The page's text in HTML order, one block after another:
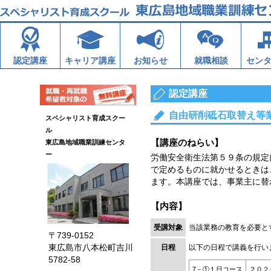
認定講座 キャリア講座 お知らせ 就職相談 セン
認定講座
自由研削砥石取替え等
【講座のねらい】
労働安全衛生法第５９条の規
で定めるものに就かせるとき
ます。本講座では、事業主に
【内容】
受講対象 当該業務の教育を必要と
日程 以下の日程で講義を行
7－①１日コース ２０
スペシャリスト育成スクー
ル
東広島地域職業訓練センタ
ー
〒739-0152
東広島市八本松町吉川
5782-58